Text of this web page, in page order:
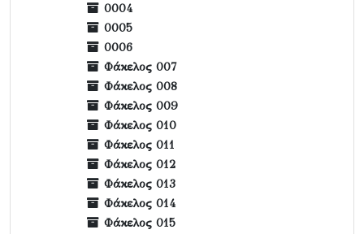
0004
0005
0006
Φάκελος 007
Φάκελος 008
Φάκελος 009
Φάκελος 010
Φάκελος 011
Φάκελος 012
Φάκελος 013
Φάκελος 014
Φάκελος 015